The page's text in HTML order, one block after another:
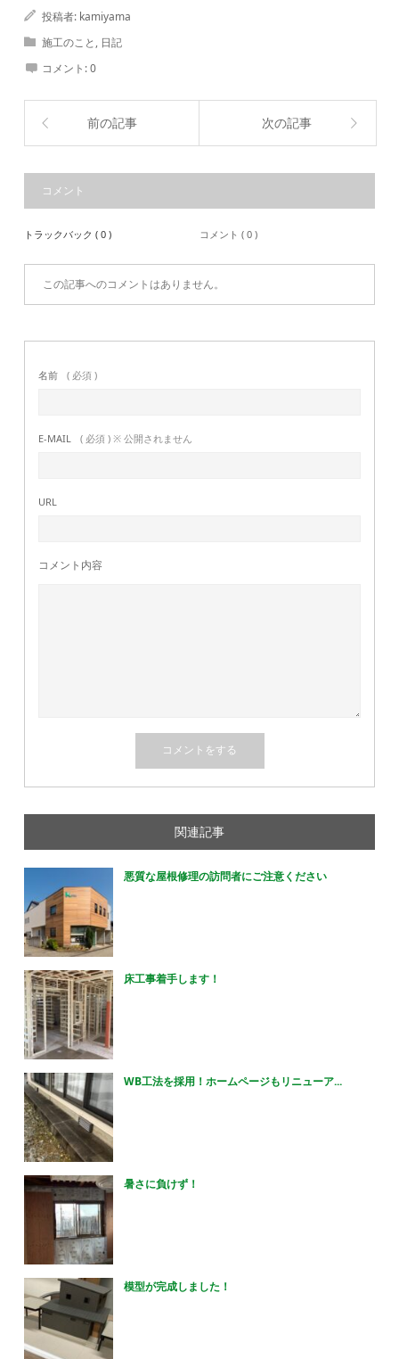
投稿者: kamiyama
施工のこと , 日記
コメント:0
前の記事 次の記事
コメント
トラックバック ( 0 ) コメント ( 0 )
この記事へのコメントはありません。
名前 ( 必須 )
E-MAIL ( 必須 ) ※ 公開されません
URL
コメント内容
関連記事
悪質な屋根修理の訪問者にご注意ください
床工事着手します！
WB工法を採用！ホームページもリニューア...
暑さに負けず！
模型が完成しました！